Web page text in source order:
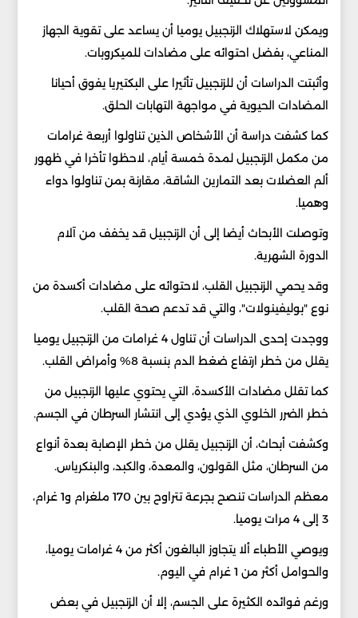
ويمكن لاستهلاك الزنجبيل يوميا أن يساعد على تقوية الجهاز
المناعي، بفضل احتوائه على مضادات للميكروبات.
وأثبتت الدراسات أن للزنجبيل تأثيرا على البكتيريا يفوق أحيانا
المضادات الحيوية في مواجهة التهابات الحلق.
كما كشفت دراسة أن الأشخاص الذين تناولوا أربعة غرامات
من مكمل الزنجبيل لمدة خمسة أيام، لاحظوا تأخرا في ظهور
ألم العضلات بعد التمارين الشاقة، مقارنة بمن تناولوا دواء
وهميا.
وتوصلت الأبحاث أيضا إلى أن الزنجبيل قد يخفف من آلام
الدورة الشهرية.
وقد يحمي الزنجبيل القلب، لاحتوائه على مضادات أكسدة من
نوع "بوليفينولات"، والتي قد تدعم صحة القلب.
ووجدت إحدى الدراسات أن تناول 4 غرامات من الزنجبيل يوميا
يقلل من خطر ارتفاع ضغط الدم بنسبة 8% وأمراض القلب.
كما تقلل مضادات الأكسدة، التي يحتوي عليها الزنجبيل من
خطر الضرر الخلوي الذي يؤدي إلى انتشار السرطان في الجسم.
وكشفت أبحاث، أن الزنجبيل يقلل من خطر الإصابة بعدة أنواع
من السرطان، مثل القولون، والمعدة، والكبد، والبنكرياس.
معظم الدراسات تنصح بجرعة تتراوح بين 170 ملغرام و1 غرام،
3 إلى 4 مرات يوميا.
ويوصي الأطباء ألا يتجاوز البالغون أكثر من 4 غرامات يوميا،
والحوامل أكثر من 1 غرام في اليوم.
ورغم فوائده الكثيرة على الجسم، إلا أن الزنجبيل في بعض